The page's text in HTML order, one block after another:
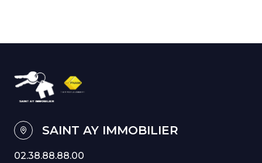
SAINT AY IMMOBILIER
02.38.88.88.00